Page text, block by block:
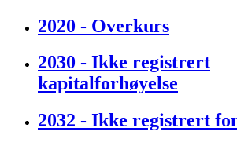
2020 - Overkurs
2030 - Ikke registrert
kapitalforhøyelse
2032 - Ikke registrert